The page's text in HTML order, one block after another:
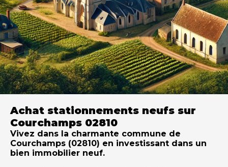
Achat stationnements neufs sur
Courchamps 02810
Vivez dans la charmante commune de
Courchamps (02810) en investissant dans un
bien immobilier neuf.